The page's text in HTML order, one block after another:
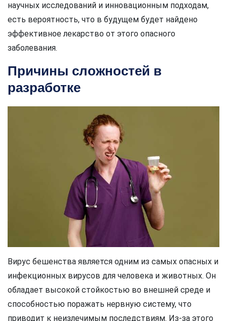
научных исследований и инновационным подходам,
есть вероятность, что в будущем будет найдено
эффективное лекарство от этого опасного
заболевания.
Причины сложностей в
разработке
Вирус бешенства является одним из самых опасных и
инфекционных вирусов для человека и животных. Он
обладает высокой стойкостью во внешней среде и
способностью поражать нервную систему, что
приводит к неизлечимым последствиям. Из-за этого